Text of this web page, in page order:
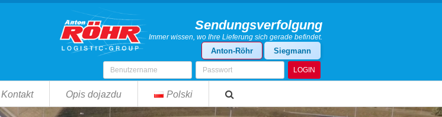
Sendungsverfolgung
Immer wissen, wo Ihre Lieferung sich gerade befindet.
Anton-Röhr Siegmann
LOGIN
Kontakt Opis dojazdu Polski